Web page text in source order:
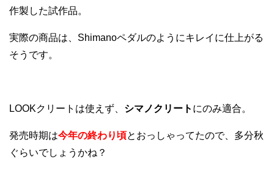
作製した試作品。
実際の商品は、Shimanoペダルのようにキレイに仕上がる
そうです。
LOOKクリートは使えず、 シマノクリート にのみ適合。
発売時期は今年の終わり頃とおっしゃってたので、多分秋
ぐらいでしょうかね？